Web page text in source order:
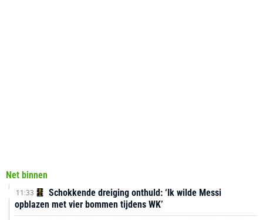
Net binnen
11:33
Schokkende dreiging onthuld: ‘Ik wilde Messi
opblazen met vier bommen tijdens WK’